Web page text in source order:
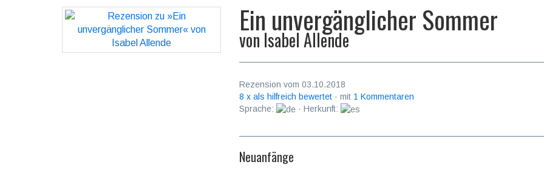
Ein unvergänglicher Sommer
von Isabel Allende
Rezension vom 03.10.2018
8 x als hilfreich bewertet · mit 1 Kommentaren
Sprache:
· Herkunft:
Neuanfänge